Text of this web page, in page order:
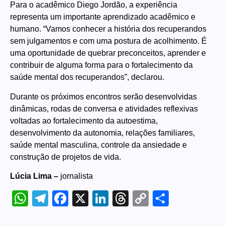
Para o acadêmico Diego Jordão, a experiência
representa um importante aprendizado acadêmico e
humano. “Vamos conhecer a história dos recuperandos
sem julgamentos e com uma postura de acolhimento. É
uma oportunidade de quebrar preconceitos, aprender e
contribuir de alguma forma para o fortalecimento da
saúde mental dos recuperandos”, declarou.
Durante os próximos encontros serão desenvolvidas
dinâmicas, rodas de conversa e atividades reflexivas
voltadas ao fortalecimento da autoestima,
desenvolvimento da autonomia, relações familiares,
saúde mental masculina, controle da ansiedade e
construção de projetos de vida.
Lúcia Lima – jornalista
WhatsApp
Telegram
Facebook
X LinkedIn
Threads
Copy